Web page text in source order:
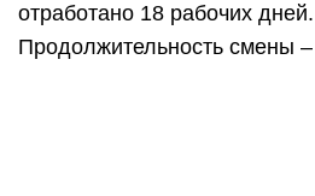
отработано 18 рабочих дней.
Продолжительность смены